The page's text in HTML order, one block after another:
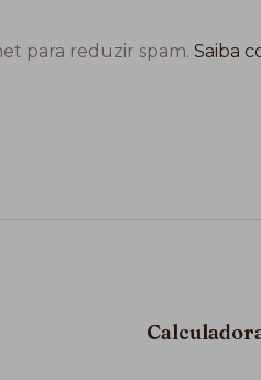
para reduzir spam. Saiba